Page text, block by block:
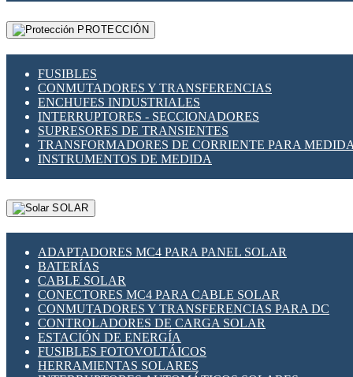
PROTECCIÓN
FUSIBLES
CONMUTADORES Y TRANSFERENCIAS
ENCHUFES INDUSTRIALES
INTERRUPTORES - SECCIONADORES
SUPRESORES DE TRANSIENTES
TRANSFORMADORES DE CORRIENTE PARA
INSTRUMENTOS DE MEDIDA
SOLAR
ADAPTADORES MC4 PARA PANEL SOLAR
BATERÍAS
CABLE SOLAR
CONECTORES MC4 PARA CABLE SOLAR
CONMUTADORES Y TRANSFERENCIAS PARA DC
CONTROLADORES DE CARGA SOLAR
ESTACIÓN DE ENERGÍA
FUSIBLES FOTOVOLTÁICOS
HERRAMIENTAS SOLARES